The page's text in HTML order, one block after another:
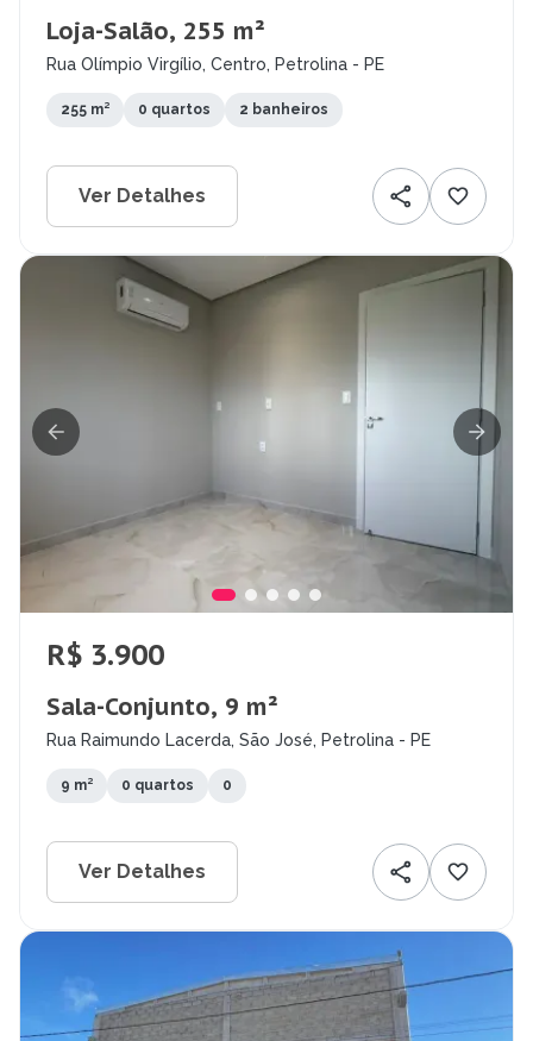
Loja-Salão, 255 m²
Rua Olímpio Virgílio, Centro, Petrolina - PE
255 m² 0 quartos 2 banheiros
Ver Detalhes
R$ 3.900
Sala-Conjunto, 9 m²
Rua Raimundo Lacerda, São José, Petrolina - PE
9 m² 0 quartos 0
Ver Detalhes